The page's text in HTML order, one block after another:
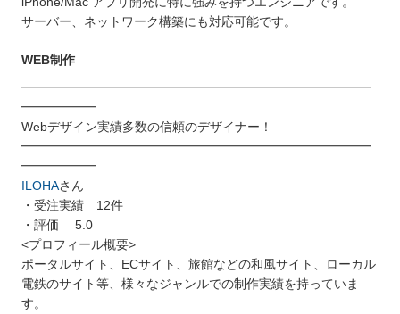
サーバー、ネットワーク構築にも対応可能です。
WEB制作
━━━━━━━━━━━━━━━━━━━━━━━━━━━━
━━━━━━
Webデザイン実績多数の信頼のデザイナー！
━━━━━━━━━━━━━━━━━━━━━━━━━━━━
━━━━━━
ILOHAさん
・受注実績 12件
・評価 5.0
<プロフィール概要>
ポータルサイト、ECサイト、旅館などの和風サイト、ローカル
電鉄のサイト等、様々なジャンルでの制作実績を持っていま
す。